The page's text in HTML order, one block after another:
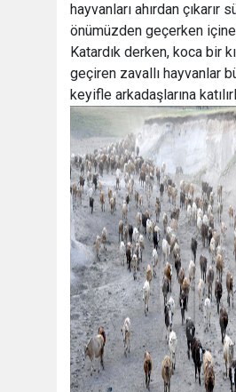
hayvanları ahırdan çıkarır
önümüzden geçerken içine
Katardık derken, koca bir
geçiren zavallı hayvanlar
keyifle arkadaşlarına